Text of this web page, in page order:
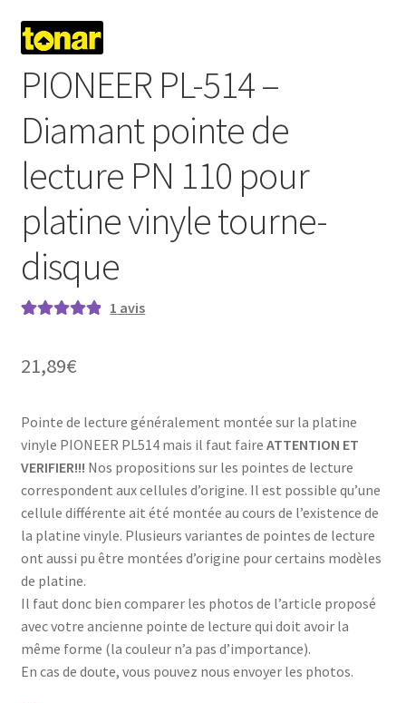
PIONEER PL-514 –
Diamant pointe de
lecture PN 110 pour
platine vinyle tourne-
disque
notation
1 avis
21,89€
Pointe de lecture généralement montée sur la platine
vinyle PIONEER PL514 mais il faut faire ATTENTION ET
VERIFIER!!! Nos propositions sur les pointes de lecture
correspondent aux cellules d’origine. Il est possible qu’une
cellule différente ait été montée au cours de l’existence de
la platine vinyle. Plusieurs variantes de pointes de lecture
ont aussi pu être montées d’origine pour certains modèles
de platine.
Il faut donc bien comparer les photos de l’article proposé
avec votre ancienne pointe de lecture qui doit avoir la
même forme (la couleur n’a pas d’importance).
En cas de doute, vous pouvez nous envoyer les photos.